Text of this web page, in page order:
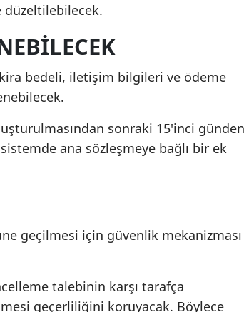
düzeltilebilecek.
bedeli, iletişim bilgileri ve ödeme
sonraki 15'inci günden
ana sözleşmeye bağlı bir ek
geçilmesi için güvenlik mekanizması
talebinin karşı tarafça
geçerliliğini koruyacak. Böylece